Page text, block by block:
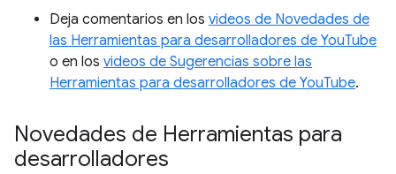
Deja comentarios en los videos de Novedades de
las Herramientas para desarrolladores de YouTube
o en los videos de Sugerencias sobre las
Herramientas para desarrolladores de YouTube.
Novedades de Herramientas para
desarrolladores